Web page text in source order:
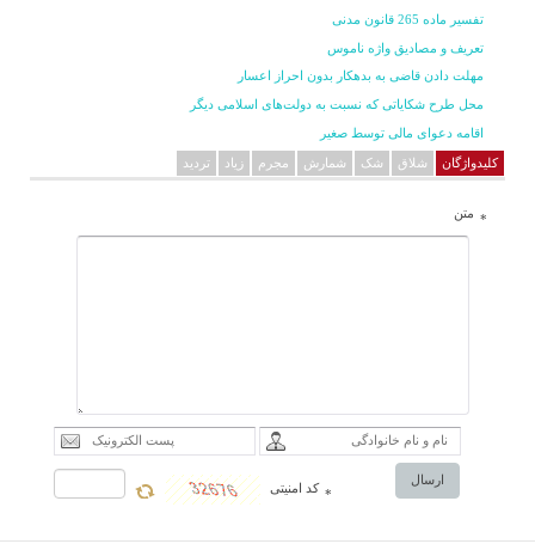
تفسیر ماده 265 قانون مدنی
تعریف و مصادیق واژه ناموس
مهلت دادن قاضی به بدهکار بدون احراز اعسار
محل طرح شکایاتی که نسبت به دولت‌های اسلامی دیگر
اقامه دعوای مالی توسط صغیر
کلیدواژگان شلاق شک شمارش مجرم زیاد تردید
* متن
ارسال
* کد امنیتی